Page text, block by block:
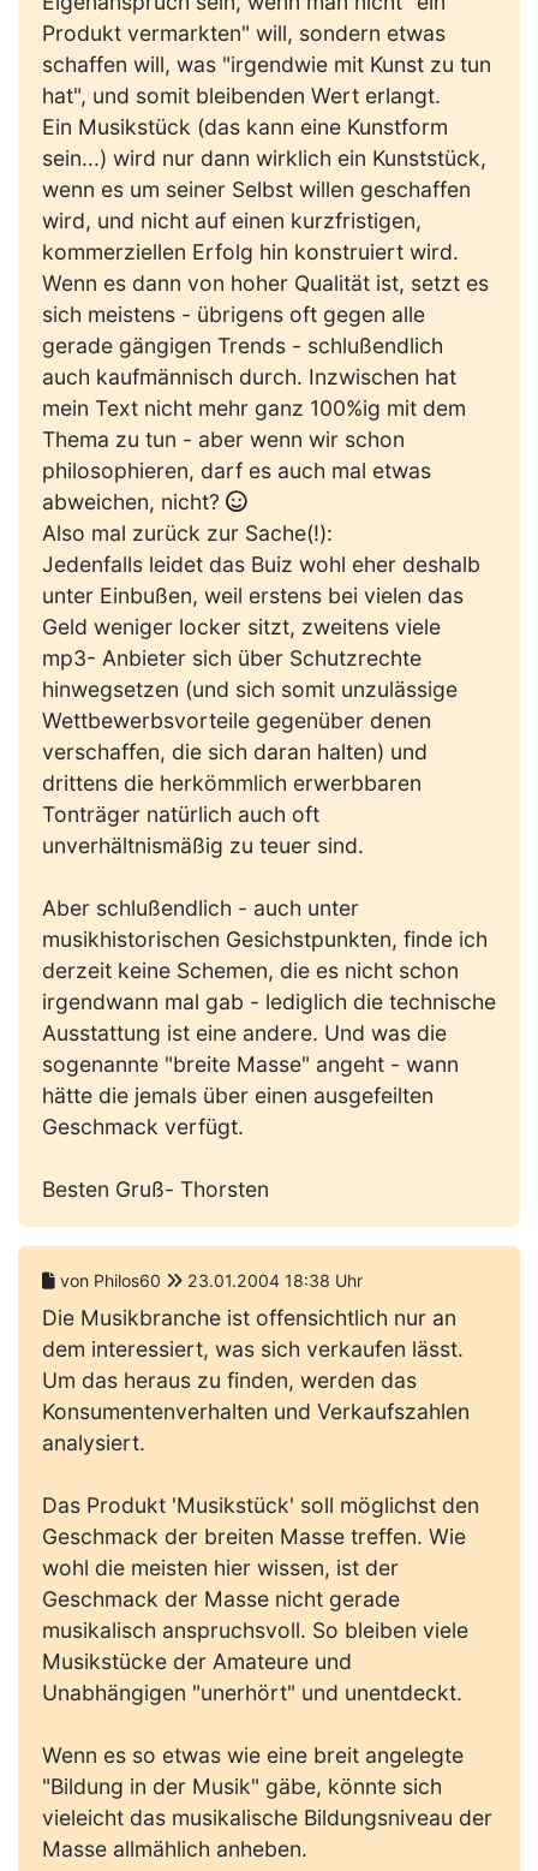
Produkt vermarkten" will, sondern etwas
schaffen will, was "irgendwie mit Kunst zu tun
hat", und somit bleibenden Wert erlangt.
Ein Musikstück (das kann eine Kunstform
sein...) wird nur dann wirklich ein Kunststück,
wenn es um seiner Selbst willen geschaffen
wird, und nicht auf einen kurzfristigen,
kommerziellen Erfolg hin konstruiert wird.
Wenn es dann von hoher Qualität ist, setzt es
sich meistens - übrigens oft gegen alle
gerade gängigen Trends - schlußendlich
auch kaufmännisch durch. Inzwischen hat
mein Text nicht mehr ganz 100%ig mit dem
Thema zu tun - aber wenn wir schon
philosophieren, darf es auch mal etwas
abweichen, nicht?
Also mal zurück zur Sache(!):
Jedenfalls leidet das Buiz wohl eher deshalb
unter Einbußen, weil erstens bei vielen das
Geld weniger locker sitzt, zweitens viele
mp3- Anbieter sich über Schutzrechte
hinwegsetzen (und sich somit unzulässige
Wettbewerbsvorteile gegenüber denen
verschaffen, die sich daran halten) und
drittens die herkömmlich erwerbbaren
Tonträger natürlich auch oft
unverhältnismäßig zu teuer sind.
Aber schlußendlich - auch unter
musikhistorischen Gesichstpunkten, finde ich
derzeit keine Schemen, die es nicht schon
irgendwann mal gab - lediglich die technische
Ausstattung ist eine andere. Und was die
sogenannte "breite Masse" angeht - wann
hätte die jemals über einen ausgefeilten
Geschmack verfügt.
Besten Gruß- Thorsten
von Philos60 23.01.2004 18:38 Uhr
Die Musikbranche ist offensichtlich nur an
dem interessiert, was sich verkaufen lässt.
Um das heraus zu finden, werden das
Konsumentenverhalten und Verkaufszahlen
analysiert.
Das Produkt 'Musikstück' soll möglichst den
Geschmack der breiten Masse treffen. Wie
wohl die meisten hier wissen, ist der
Geschmack der Masse nicht gerade
musikalisch anspruchsvoll. So bleiben viele
Musikstücke der Amateure und
Unabhängigen "unerhört" und unentdeckt.
Wenn es so etwas wie eine breit angelegte
"Bildung in der Musik" gäbe, könnte sich
vieleicht das musikalische Bildungsniveau der
Masse allmählich anheben.